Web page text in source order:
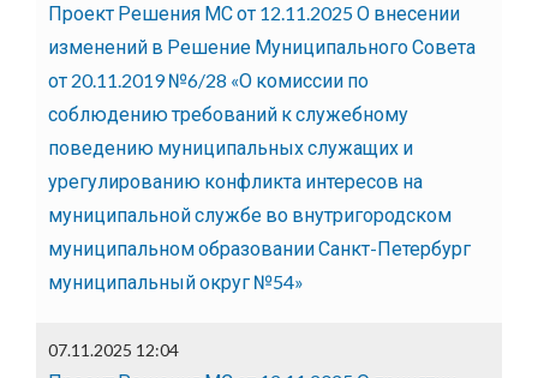
Проект Решения МС от 12.11.2025 О внесении
изменений в Решение Муниципального Совета
от 20.11.2019 №6/28 «О комиссии по
соблюдению требований к служебному
поведению муниципальных служащих и
урегулированию конфликта интересов на
муниципальной службе во внутригородском
муниципальном образовании Санкт-Петербург
муниципальный округ №54»
07.11.2025 12:04